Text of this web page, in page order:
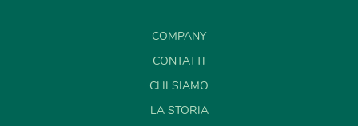
COMPANY
CONTATTI
CHI SIAMO
LA STORIA